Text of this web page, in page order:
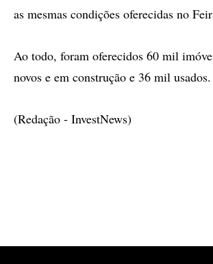
as mesmas condições oferecidas no
Ao todo, foram oferecidos 60 mil
novos e em construção e 36 mil usados.
(Redação - InvestNews)